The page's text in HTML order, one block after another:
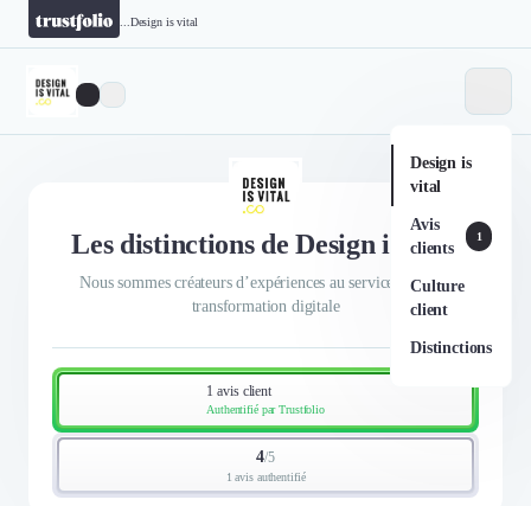
Design is vital
Design is
vital
Avis
clients
1
Culture
client
Distinctions
Les distinctions de Design is vital
Nous sommes créateurs d’expériences au service de votre
transformation digitale
1 avis client
Authentifié par Trustfolio
4/5
1 avis authentifié